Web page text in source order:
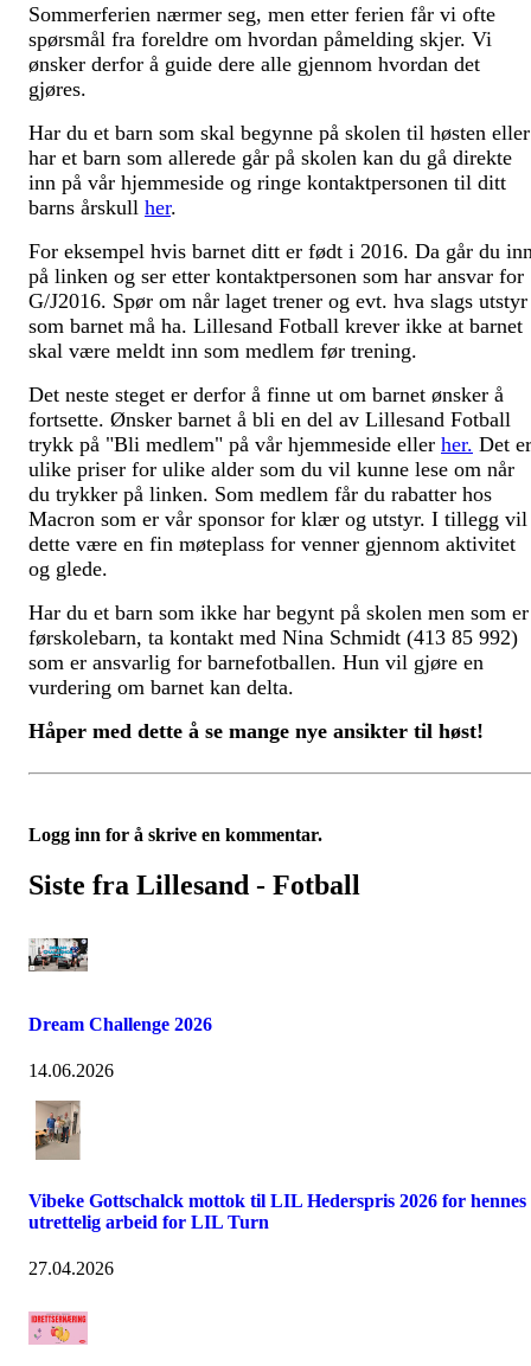
Sommerferien nærmer seg, men etter ferien får vi ofte
spørsmål fra foreldre om hvordan påmelding skjer. Vi
ønsker derfor å guide dere alle gjennom hvordan det
gjøres.
Har du et barn som skal begynne på skolen til høsten eller
har et barn som allerede går på skolen kan du gå direkte
inn på vår hjemmeside og ringe kontaktpersonen til ditt
barns årskull her.
For eksempel hvis barnet ditt er født i 2016. Da går du
på linken og ser etter kontaktpersonen som har ansvar for
G/J2016. Spør om når laget trener og evt. hva slags utstyr
som barnet må ha. Lillesand Fotball krever ikke at barnet
skal være meldt inn som medlem før trening.
Det neste steget er derfor å finne ut om barnet ønsker å
fortsette. Ønsker barnet å bli en del av Lillesand Fotball
trykk på "Bli medlem" på vår hjemmeside eller her. Det er
ulike priser for ulike alder som du vil kunne lese om når
du trykker på linken. Som medlem får du rabatter hos
Macron som er vår sponsor for klær og utstyr. I tillegg vil
dette være en fin møteplass for venner gjennom aktivitet
og glede.
Har du et barn som ikke har begynt på skolen men som er
førskolebarn, ta kontakt med Nina Schmidt (413 85 992)
som er ansvarlig for barnefotballen. Hun vil gjøre en
vurdering om barnet kan delta.
Håper med dette å se mange nye ansikter til høst!
Logg inn for å skrive en kommentar.
Siste fra Lillesand - Fotball
Dream Challenge 2026
14.06.2026
Vibeke Gottschalck mottok til LIL Hederspris 2026 for hennes
utrettelig arbeid for LIL Turn
27.04.2026